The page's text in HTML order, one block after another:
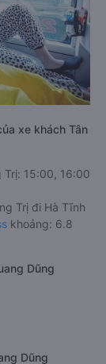
xe khách Tân
Trị: 15:00, 16:00
Trị đi Hà Tĩnh
khoảng: 6.8
Dũng
Dũng